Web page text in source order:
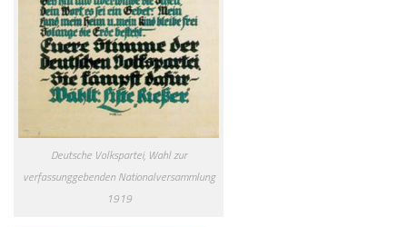
Deutsche Volkspartei, Wahl zur
verfassunggebenden Nationalversammlung
1919